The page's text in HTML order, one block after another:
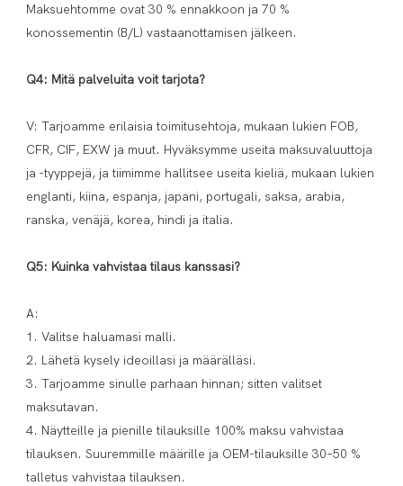
Maksuehtomme ovat 30 % ennakkoon ja 70 %
konossementin (B/L) vastaanottamisen jälkeen.
V: Tarjoamme erilaisia ​​toimitusehtoja, mukaan lukien FOB,
CFR, CIF, EXW ja muut. Hyväksymme useita maksuvaluuttoja
ja -tyyppejä, ja tiimimme hallitsee useita kieliä, mukaan lukien
englanti, kiina, espanja, japani, portugali, saksa, arabia,
ranska, venäjä, korea, hindi ja italia.
A:
1. Valitse haluamasi malli.
2. Lähetä kysely ideoillasi ja määrälläsi.
3. Tarjoamme sinulle parhaan hinnan; sitten valitset
maksutavan.
4. Näytteille ja pienille tilauksille 100% maksu vahvistaa
tilauksen. Suuremmille määrille ja OEM-tilauksille 30–50 %
talletus vahvistaa tilauksen.